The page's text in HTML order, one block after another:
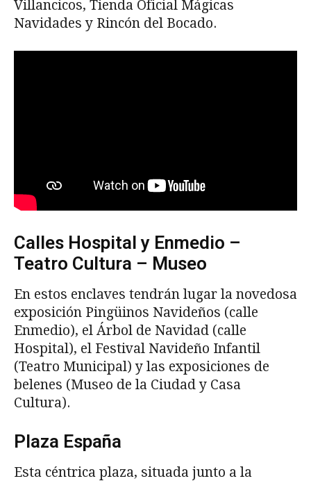
Villancicos, Tienda Oficial Mágicas
Navidades y Rincón del Bocado.
Calles Hospital y Enmedio –
Teatro Cultura – Museo
En estos enclaves tendrán lugar la novedosa
exposición Pingüinos Navideños (calle
Enmedio), el Árbol de Navidad (calle
Hospital), el Festival Navideño Infantil
(Teatro Municipal) y las exposiciones de
belenes (Museo de la Ciudad y Casa
Cultura).
Plaza España
Esta céntrica plaza, situada junto a la